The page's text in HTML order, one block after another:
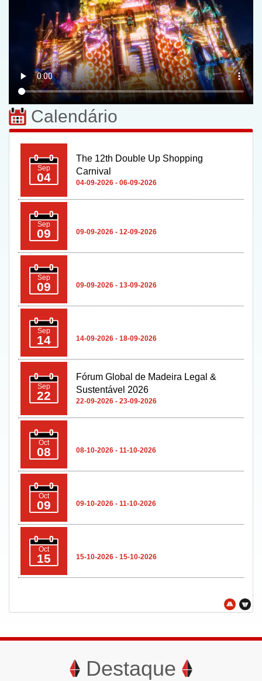
Calendário
Sep
04
The 12th Double Up Shopping
Carnival
04-09-2026 - 06-09-2026
Sep
09 09-09-2026 - 12-09-2026
Sep
09 09-09-2026 - 13-09-2026
Sep
14 14-09-2026 - 18-09-2026
Sep
22
Fórum Global de Madeira Legal &
Sustentável 2026
22-09-2026 - 23-09-2026
Oct
08 08-10-2026 - 11-10-2026
Oct
09 09-10-2026 - 11-10-2026
Oct
15 15-10-2026 - 15-10-2026
Destaque